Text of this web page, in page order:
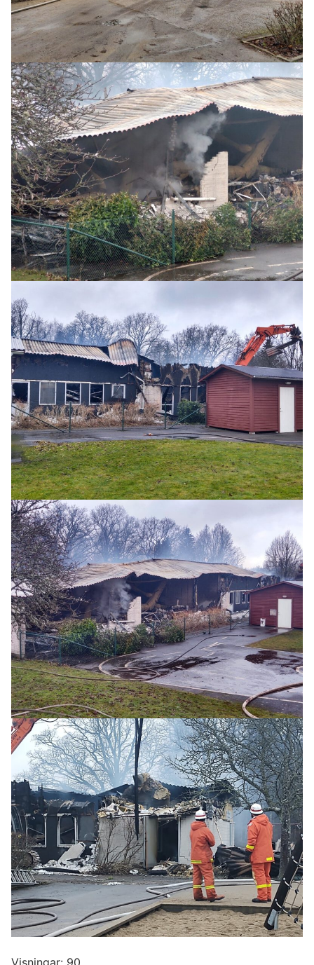
Visningar: 90